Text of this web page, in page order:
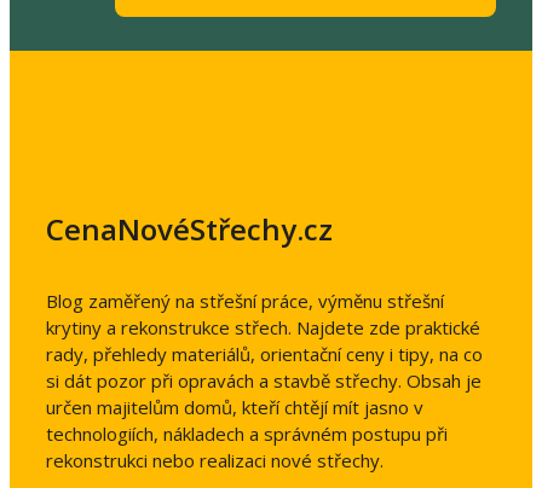
CenaNovéStřechy.cz
Blog zaměřený na střešní práce, výměnu střešní
krytiny a rekonstrukce střech. Najdete zde praktické
rady, přehledy materiálů, orientační ceny i tipy, na co
si dát pozor při opravách a stavbě střechy. Obsah je
určen majitelům domů, kteří chtějí mít jasno v
technologiích, nákladech a správném postupu při
rekonstrukci nebo realizaci nové střechy.